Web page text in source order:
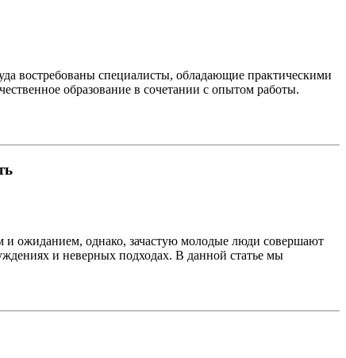
востребованы специалисты, обладающие практическими
образование в сочетании с опытом работы.
и ожиданием, однако, зачастую молодые люди совершают
и неверных подходах. В данной статье мы